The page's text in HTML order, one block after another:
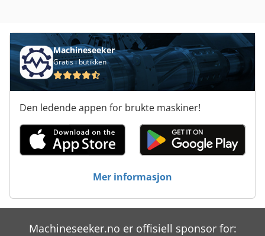
Panhans 334/20
Panhans 426
Panhans 680/200
Panhans 685 A
Panhans 690 B
Robland Hx
Machineseeker
Gratis i butikken
Den ledende appen for brukte maskiner!
Mer informasjon
Machineseeker.no er offisiell sponsor for: